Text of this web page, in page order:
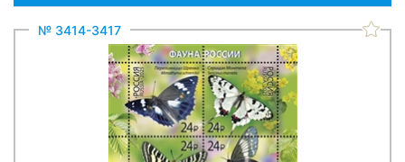
№ 3414-3417